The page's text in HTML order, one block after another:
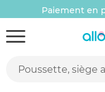
Paiement en